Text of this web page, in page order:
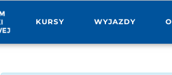
KURSY WYJAZDY